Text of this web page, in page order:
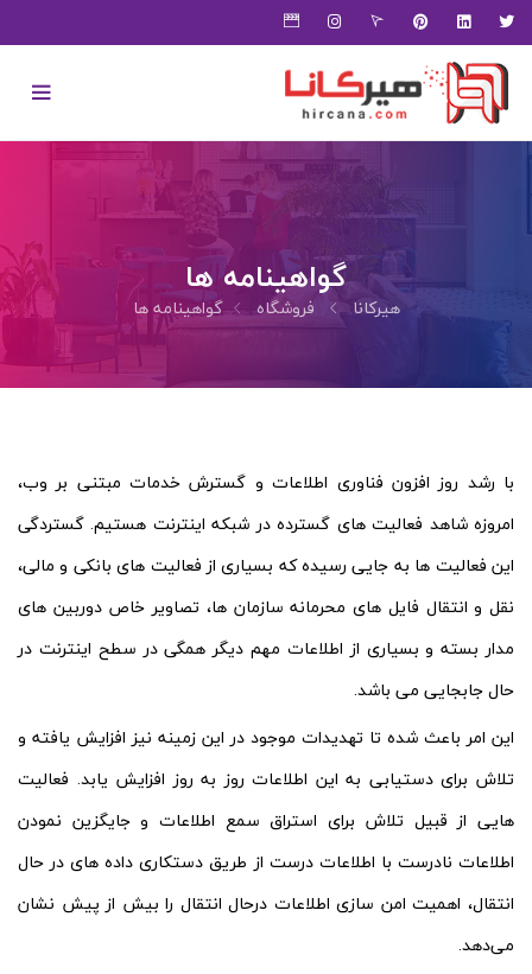
گواهینامه ها
هیرکانا فروشگاه گواهینامه ها
با رشد روز افزون فناوری اطلاعات و گسترش خدمات مبتنی بر وب،
امروزه شاهد فعالیت های گسترده در شبکه اینترنت هستیم. گستردگی
این فعالیت ها به جایی رسیده که بسیاری از فعالیت های بانکی و مالی،
نقل و انتقال فایل های محرمانه سازمان ها، تصاویر خاص دوربین های
مدار بسته و بسیاری از اطلاعات مهم دیگر همگی در سطح اینترنت در
حال جابجایی می باشد.
این امر باعث شده تا تهدیدات موجود در این زمینه نیز افزایش یافته و
تلاش برای دستیابی به این اطلاعات روز به روز افزایش یابد. فعالیت
هایی از قبیل تلاش برای استراق سمع اطلاعات و جایگزین نمودن
اطلاعات نادرست با اطلاعات درست از طریق دستکاری داده های در حال
انتقال، اهمیت امن سازی اطلاعات درحال انتقال را بیش از پیش نشان
می‌دهد.